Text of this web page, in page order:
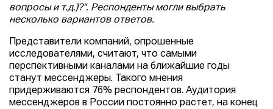
вопросы и т.д.)?". Респонденты могли выбрать
несколько вариантов ответов.
Представители компаний, опрошенные
исследователями, считают, что самыми
перспективными каналами на ближайшие годы
станут мессенджеры. Такого мнения
придерживаются 76% респондентов. Аудитория
мессенджеров в России постоянно растет, на конец